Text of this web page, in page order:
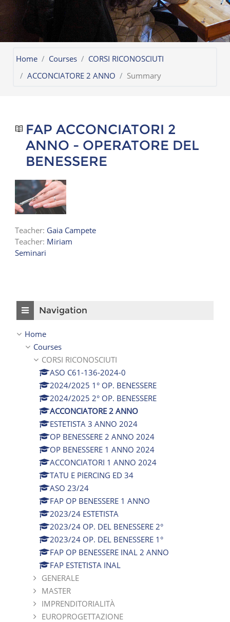
Home Courses
CORSI RICONOSCIUTI
ACCONCIATORE 2 ANNO
Summary
FAP ACCONCIATORI 2
ANNO - OPERATORE DEL
BENESSERE
Teacher: Gaia Campete
Teacher: Miriam
Seminari
Navigation
Home
Courses
CORSI RICONOSCIUTI
ASO C61-136-2024-0
2024/2025 1° OP. BENESSERE
2024/2025 2° OP. BENESSERE
ACCONCIATORE 2 ANNO
ESTETISTA 3 ANNO 2024
OP BENESSERE 2 ANNO 2024
OP BENESSERE 1 ANNO 2024
ACCONCIATORI 1 ANNO 2024
TATU E PIERCING ED 34
ASO 23/24
FAP OP BENESSERE 1 ANNO
2023/24 ESTETISTA
2023/24 OP. DEL BENESSERE 2°
2023/24 OP. DEL BENESSERE 1°
FAP OP BENESSERE INAL 2 ANNO
FAP ESTETISTA INAL
GENERALE
MASTER
IMPRENDITORIALITÀ
EUROPROGETTAZIONE